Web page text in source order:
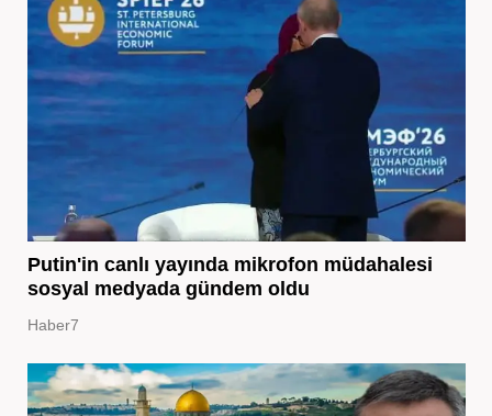
Putin'in canlı yayında mikrofon müdahalesi
sosyal medyada gündem oldu
Haber7